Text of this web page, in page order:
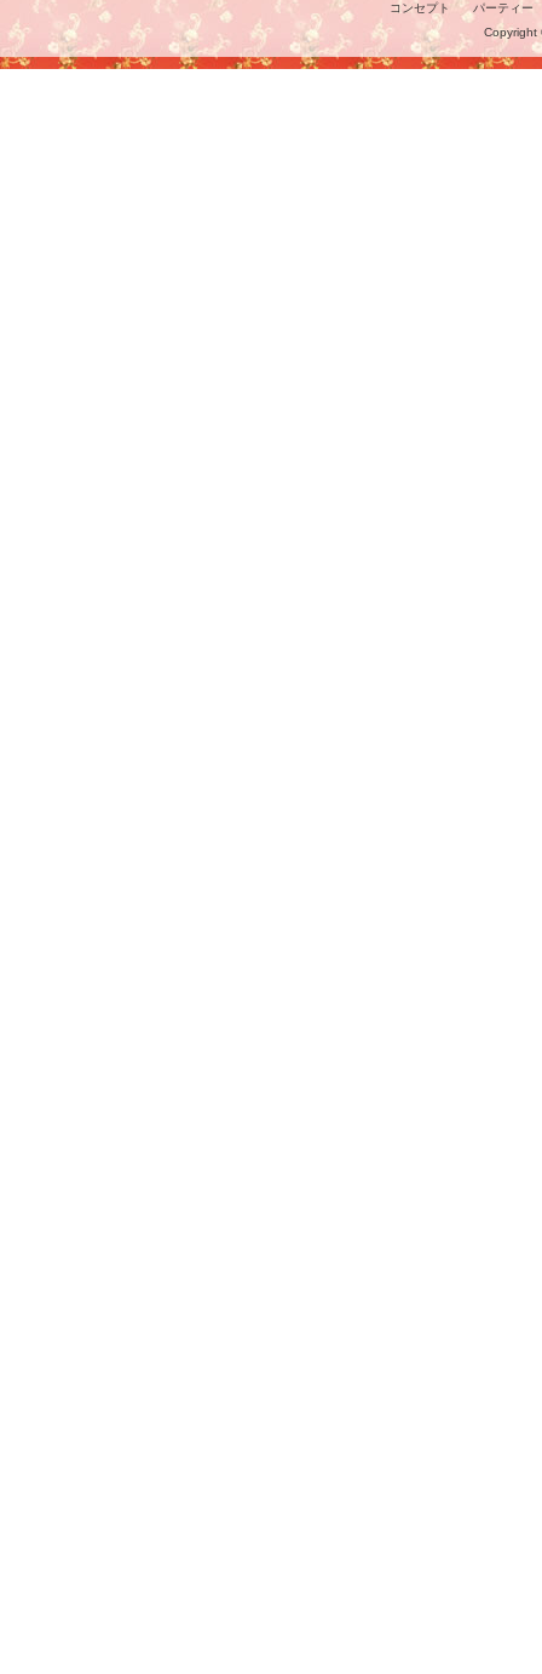
コンセプト
パーティー
Copyright